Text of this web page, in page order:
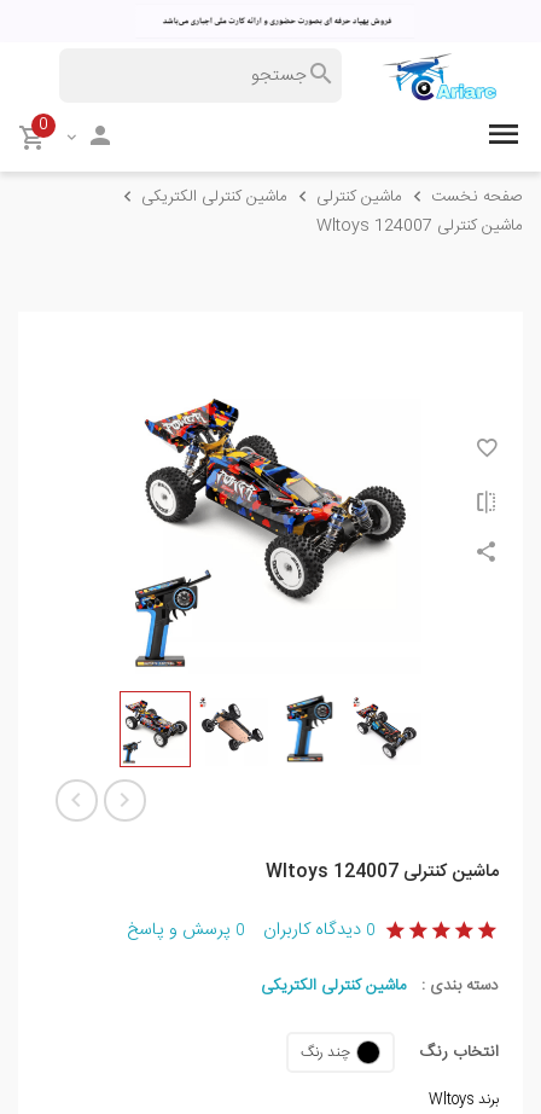
0
صفحه نخست ماشین کنترلی
ماشین کنترلی الکتریکی
ماشین کنترلی Wltoys 124007
ماشین کنترلی Wltoys 124007
0 دیدگاه کاربران 0 پرسش و پاسخ
دسته بندی : ماشین کنترلی الکتریکی
انتخاب رنگ
چند رنگ
برند Wltoys